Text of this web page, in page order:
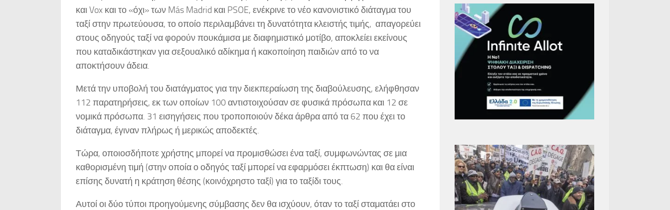
και Vox και το «όχι» των Más Madrid και PSOE, ενέκρινε το νέο κανονιστικό διάταγμα του
ταξί στην πρωτεύουσα, το οποίο περιλαμβάνει τη δυνατότητα κλειστής τιμής, απαγορεύει
στους οδηγούς ταξί να φορούν πουκάμισα με διαφημιστικό μοτίβο, αποκλείει εκείνους
που καταδικάστηκαν για σεξουαλικό αδίκημα ή κακοποίηση παιδιών από το να
αποκτήσουν άδεια.
Μετά την υποβολή του διατάγματος για την διεκπεραίωση της διαβούλευσης, ελήφθησαν
112 παρατηρήσεις, εκ των οποίων 100 αντιστοιχούσαν σε φυσικά πρόσωπα και 12 σε
νομικά πρόσωπα. 31 εισηγήσεις που τροποποιούν δέκα άρθρα από τα 62 που έχει το
διάταγμα, έγιναν πλήρως ή μερικώς αποδεκτές.
Τώρα, οποιοσδήποτε χρήστης μπορεί να προμισθώσει ένα ταξί, συμφωνώντας σε μια
καθορισμένη τιμή (στην οποία ο οδηγός ταξί μπορεί να εφαρμόσει έκπτωση) και θα είναι
επίσης δυνατή η κράτηση θέσης (κοινόχρηστο ταξί) για το ταξίδι τους.
Αυτοί οι δύο τύποι προηγούμενης σύμβασης δεν θα ισχύουν, όταν το ταξί σταματάει στο